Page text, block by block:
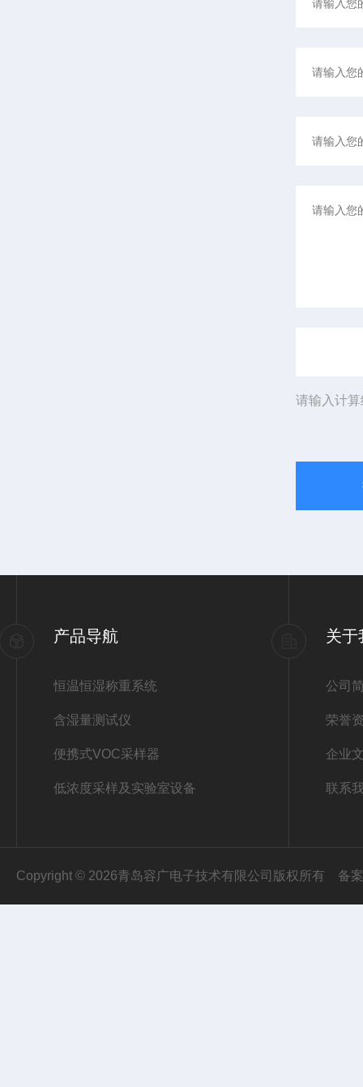
请输入计
产品导航
恒温恒湿称重系统
含湿量测试仪
便携式VOC采样器
低浓度采样及实验室设备
关于
公司
荣誉
企业
联系
Copyright © 2026青岛容广电子技术有限公司版权所有 备